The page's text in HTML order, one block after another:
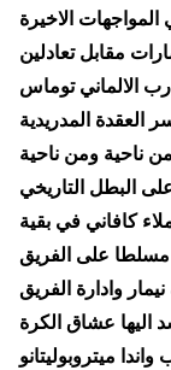
الاخيرة
انتصارات مقابل تعادلين
الالماني توماس
المدريدية
من ناحية ومن ناحية
البطل التاريخي
كافاني في بقية
على الفريق
وادارة الفريق
اليها عشاق الكرة
ميتروبوليتانو